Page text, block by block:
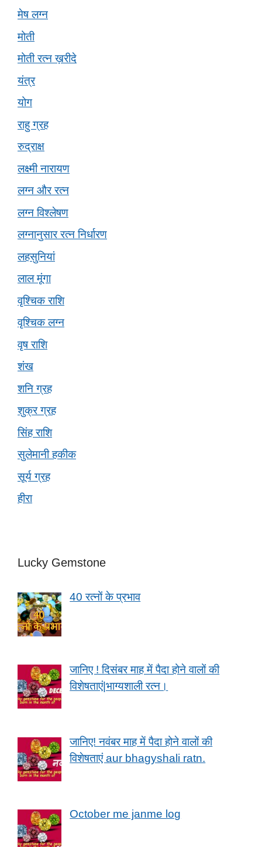
मेष लग्न
मोती
मोती रत्न ख़रीदे
यंत्र
योग
राहु ग्रह
रुद्राक्ष
लक्ष्मी नारायण
लग्न और रत्न
लग्न विश्लेषण
लग्नानुसार रत्न निर्धारण
लहसुनियां
लाल मूंगा
वृश्चिक राशि
वृश्चिक लग्न
वृष राशि
शंख
शनि ग्रह
शुक्र ग्रह
सिंह राशि
सुलेमानी हकीक
सूर्य ग्रह
हीरा
Lucky Gemstone
40 रत्नों के प्रभाव
जानिए ! दिसंबर माह में पैदा होने वालों की
विशेषताएं|भाग्यशाली रत्न।
जानिए! नवंबर माह में पैदा होने वालों की
विशेषताएं aur bhagyshali ratn.
October me janme log